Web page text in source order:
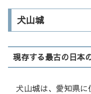
犬山城
現存する最古の日本
犬山城は、愛知県に